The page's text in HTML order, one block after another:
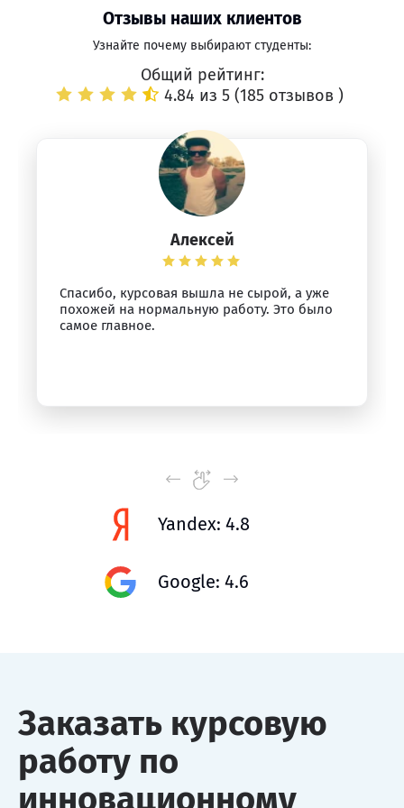
Отзывы наших клиентов
Узнайте почему выбирают студенты:
Общий рейтинг:
4.84 из 5 (185 отзывов )
Алексей
Спасибо, курсовая вышла не сырой, а уже
похожей на нормальную работу. Это было
самое главное.
Yandex: 4.8
Google: 4.6
Заказать курсовую
работу по
инновационному